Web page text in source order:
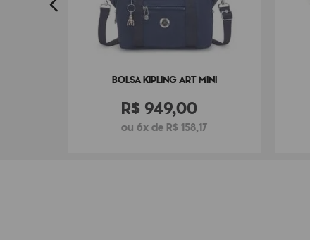
BOLSA KIPLING ART MINI
R$ 949,00
ou 6x de R$ 158,17